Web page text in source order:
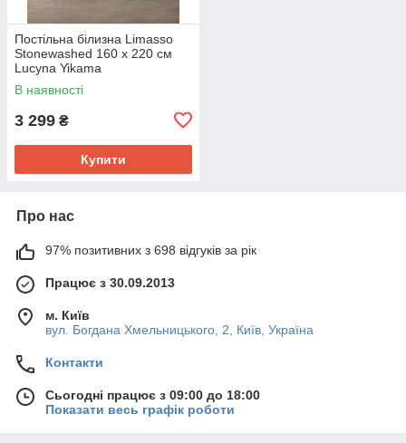
Постільна білизна Limasso
Stonewashed 160 х 220 см
Lucyna Yikama
В наявності
3 299 ₴
Купити
Про нас
97% позитивних з 698 відгуків за рік
Працює з 30.09.2013
м. Київ
вул. Богдана Хмельницького, 2, Київ, Україна
Контакти
Сьогодні працює з 09:00 до 18:00
Показати весь графік роботи